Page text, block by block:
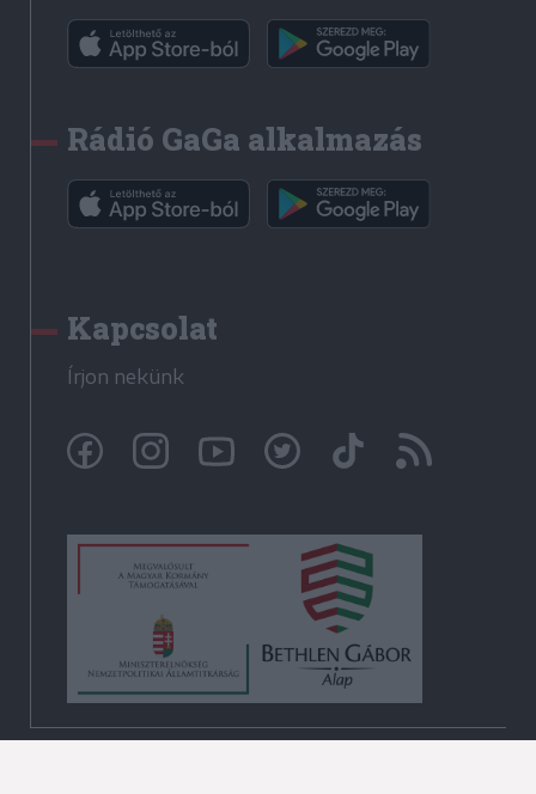
Rádió GaGa alkalmazás
Kapcsolat
Írjon nekünk